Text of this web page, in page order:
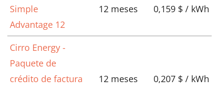
Simple
Advantage 12
12 meses 0,159 $ / kWh
Cirro Energy -
Paquete de
crédito de factura
12 meses 0,207 $ / kWh